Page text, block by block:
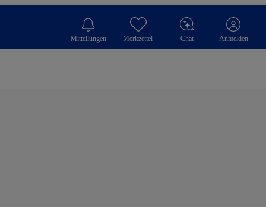
Mitteilungen Merkzettel Chat Anmelden